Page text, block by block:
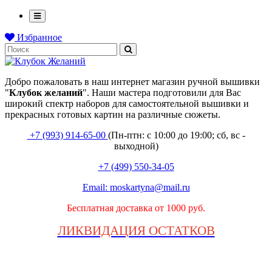
Избранное
Добро пожаловать в наш интернет магазин ручной вышивки
"Клубок желаний". Наши мастера подготовили для Вас
широкий спектр наборов для самостоятельной вышивки и
прекрасных готовых картин на различные сюжеты.
+7 (993) 914-65-00 (Пн-птн: с10:00 до 19:00; сб, вс -
выходной)
+7 (499) 550-34-05
Email: moskartyna@mail.ru
Бесплатная доставка от 1000 руб.
ЛИКВИДАЦИЯ ОСТАТКОВ